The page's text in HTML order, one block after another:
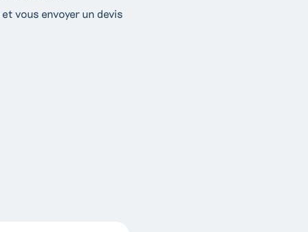
vous envoyer un devis